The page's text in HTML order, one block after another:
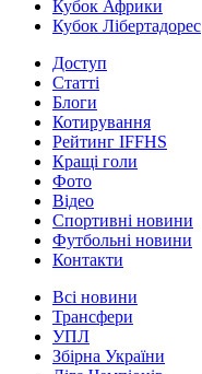
Кубок Африки
Кубок Лібертадорес
Доступ
Статті
Блоги
Котирування
Рейтинг IFFHS
Кращі голи
Фото
Відео
Спортивні новини
Футбольні новини
Контакти
Всі новини
Трансфери
УПЛ
Збірна України